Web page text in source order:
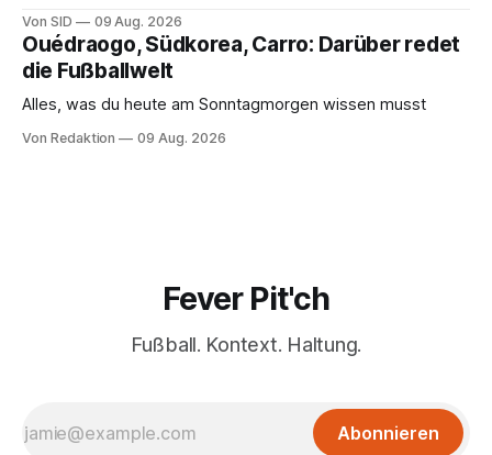
Von SID 09 Aug. 2026
Ouédraogo, Südkorea, Carro: Darüber redet
die Fußballwelt
Alles, was du heute am Sonntagmorgen wissen musst
Von Redaktion 09 Aug. 2026
Fever Pit'ch
Fußball. Kontext. Haltung.
Abonnieren